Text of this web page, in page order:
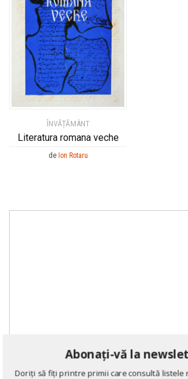
ÎNVĂȚĂMÂNT
Literatura romana veche
de Ion Rotaru
Abonați-vă la
Doriți să fiți printre primii care consultă listele